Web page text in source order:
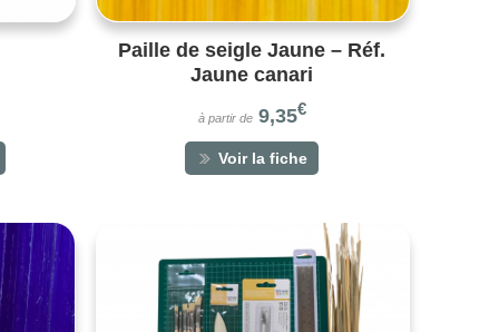
Paille de seigle Jaune – Réf.
Jaune canari
à partir de9,35€
Voir la fiche